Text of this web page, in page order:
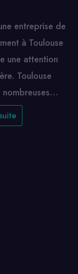
entreprise de
à Toulouse
une attention
Toulouse